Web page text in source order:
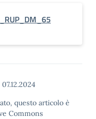
07.12.2024
questo articolo è
Commons